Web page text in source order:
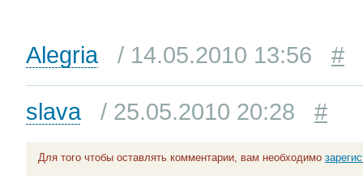
Alegria / 14.05.2010 13:56 #
slava / 25.05.2010 20:28 #
Для того чтобы оставлять комментарии, вам необходимо